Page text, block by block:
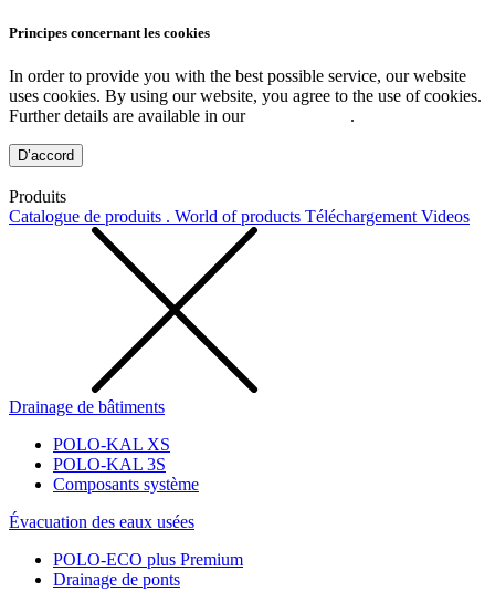
Principes concernant les cookies
In order to provide you with the best possible service, our website
uses cookies. By using our website, you agree to the use of cookies.
Further details are available in our
.
D’accord
Produits
Catalogue de produits . World of products Téléchargement Videos
Drainage de bâtiments
POLO-KAL XS
POLO-KAL 3S
Composants système
Évacuation des eaux usées
POLO-ECO plus Premium
Drainage de ponts